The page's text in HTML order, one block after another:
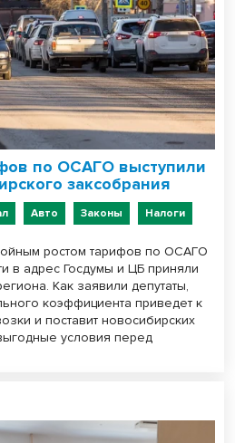
по ОСАГО выступили
заксобрания
Авто Законы Налоги
ростом тарифов по ОСАГО
в адрес Госдумы и ЦБ приняли
Как заявили депутаты,
коэффициента приведет к
и поставит новосибирских
условия перед